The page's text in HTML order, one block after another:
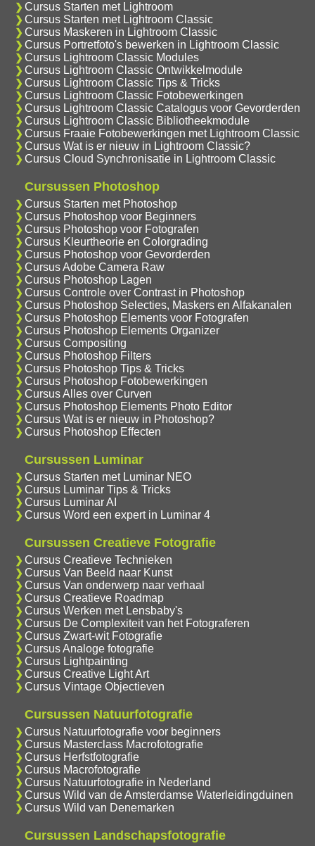
Cursus Starten met Lightroom
Cursus Starten met Lightroom Classic
Cursus Maskeren in Lightroom Classic
Cursus Portretfoto's bewerken in Lightroom Classic
Cursus Lightroom Classic Modules
Cursus Lightroom Classic Ontwikkelmodule
Cursus Lightroom Classic Tips & Tricks
Cursus Lightroom Classic Fotobewerkingen
Cursus Lightroom Classic Catalogus voor Gevorderden
Cursus Lightroom Classic Bibliotheekmodule
Cursus Fraaie Fotobewerkingen met Lightroom Classic
Cursus Wat is er nieuw in Lightroom Classic?
Cursus Cloud Synchronisatie in Lightroom Classic
Cursussen Photoshop
Cursus Starten met Photoshop
Cursus Photoshop voor Beginners
Cursus Photoshop voor Fotografen
Cursus Kleurtheorie en Colorgrading
Cursus Photoshop voor Gevorderden
Cursus Adobe Camera Raw
Cursus Photoshop Lagen
Cursus Controle over Contrast in Photoshop
Cursus Photoshop Selecties, Maskers en Alfakanalen
Cursus Photoshop Elements voor Fotografen
Cursus Photoshop Elements Organizer
Cursus Compositing
Cursus Photoshop Filters
Cursus Photoshop Tips & Tricks
Cursus Photoshop Fotobewerkingen
Cursus Alles over Curven
Cursus Photoshop Elements Photo Editor
Cursus Wat is er nieuw in Photoshop?
Cursus Photoshop Effecten
Cursussen Luminar
Cursus Starten met Luminar NEO
Cursus Luminar Tips & Tricks
Cursus Luminar AI
Cursus Word een expert in Luminar 4
Cursussen Creatieve Fotografie
Cursus Creatieve Technieken
Cursus Van Beeld naar Kunst
Cursus Van onderwerp naar verhaal
Cursus Creatieve Roadmap
Cursus Werken met Lensbaby's
Cursus De Complexiteit van het Fotograferen
Cursus Zwart-wit Fotografie
Cursus Analoge fotografie
Cursus Lightpainting
Cursus Creative Light Art
Cursus Vintage Objectieven
Cursussen Natuurfotografie
Cursus Natuurfotografie voor beginners
Cursus Masterclass Macrofotografie
Cursus Herfstfotografie
Cursus Macrofotografie
Cursus Natuurfotografie in Nederland
Cursus Wild van de Amsterdamse Waterleidingduinen
Cursus Wild van Denemarken
Cursussen Landschapsfotografie